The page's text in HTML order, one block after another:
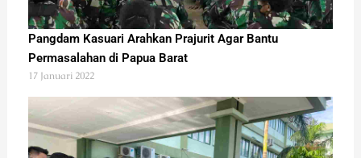
Pangdam Kasuari Arahkan Prajurit Agar Bantu
Permasalahan di Papua Barat
17 Januari 2022